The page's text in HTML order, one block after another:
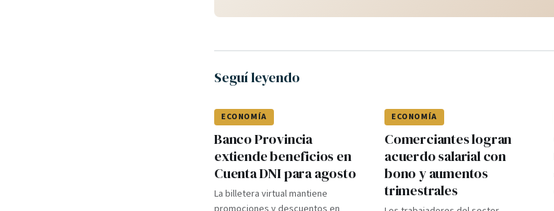
Seguí leyendo
ECONOMÍA
Banco Provincia
extiende beneficios en
Cuenta DNI para agosto
La billetera virtual mantiene
ECONOMÍA
Comerciantes logran
acuerdo salarial con
bono y aumentos
trimestrales